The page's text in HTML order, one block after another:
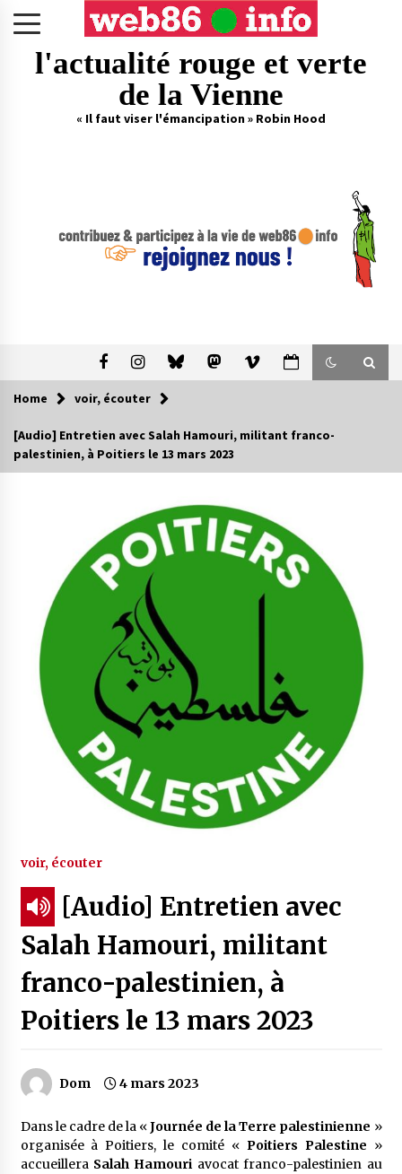
l'actualité rouge et verte
de la Vienne
« Il faut viser l'émancipation » Robin Hood
Home voir, écouter
[Audio] Entretien avec Salah Hamouri, militant franco-
palestinien, à Poitiers le 13 mars 2023
voir, écouter
[Audio] Entretien avec
Salah Hamouri, militant
franco-palestinien, à
Poitiers le 13 mars 2023
Dom 4 mars 2023
Dans le cadre de la «Journée de la Terre palestinienne »
organisée à Poitiers, le comité « Poitiers Palestine »
accueillera Salah Hamouri avocat franco-palestinien au